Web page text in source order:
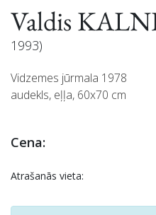
Valdis
1993)
Vidzemes jūrmala 1978
audekls, eļļa, 60x70 cm
Cena:
Atrašanās vieta: